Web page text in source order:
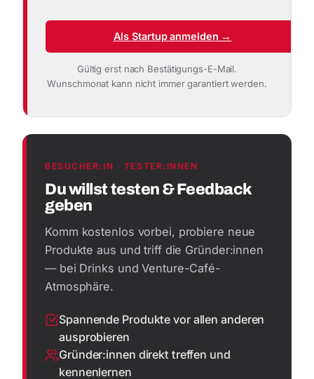
Als Startup anmelden →
Gültig erst nach Bestätigungs-E-Mail.
Wunschmonat kann nicht immer garantiert werden.
BESUCHER:IN · TESTER:INNEN
Du willst testen & Feedback
geben
Komm kostenlos vorbei, probiere neue
Produkte aus und triff die Gründer:innen
— bei Drinks und Venture-Café-
Atmosphäre.
Spannende Produkte vor allen anderen
ausprobieren
Gründer:innen direkt treffen und
kennenlernen